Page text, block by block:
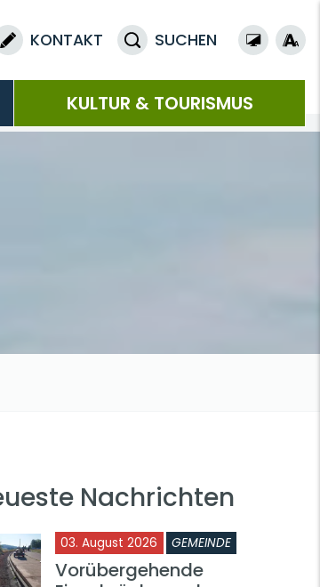
KONTAKT SUCHEN
KULTUR & TOURISMUS
Nachrichten
03. August 2026 GEMEINDE
Vorübergehende